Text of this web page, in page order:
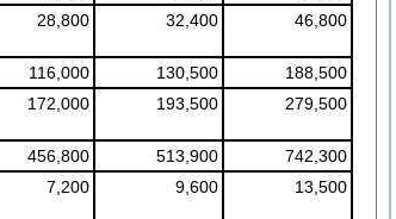
28,800 32,400 46,800
116,000 130,500
188,500
172,000 193,500 279,500
456,800 513,900
742,300
7,200 9,600 13,500